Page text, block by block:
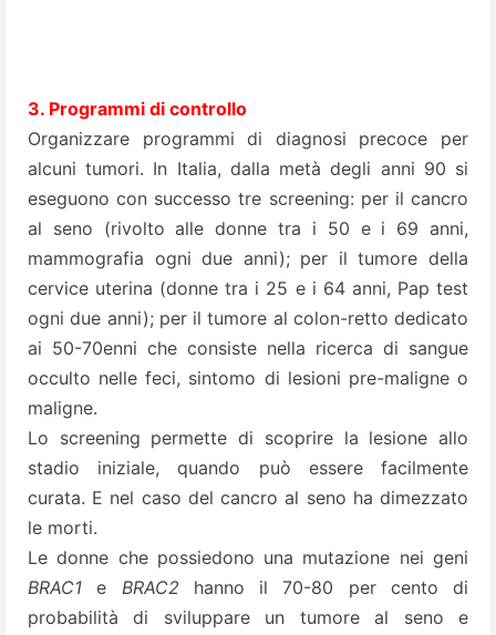
3. Programmi di controllo
Organizzare programmi di diagnosi precoce per
alcuni tumori. In Italia, dalla metà degli anni 90 si
eseguono con successo tre screening: per il cancro
al seno (rivolto alle donne tra i 50 e i 69 anni,
mammografia ogni due anni); per il tumore della
cervice uterina (donne tra i 25 e i 64 anni, Pap test
ogni due anni); per il tumore al colon-retto dedicato
ai 50-70enni che consiste nella ricerca di sangue
occulto nelle feci, sintomo di lesioni pre-maligne o
maligne.
Lo screening permette di scoprire la lesione allo
stadio iniziale, quando può essere facilmente
curata. E nel caso del cancro al seno ha dimezzato
le morti.
Le donne che possiedono una mutazione nei geni
BRAC1 e BRAC2 hanno il 70-80 per cento di
probabilità di sviluppare un tumore al seno e